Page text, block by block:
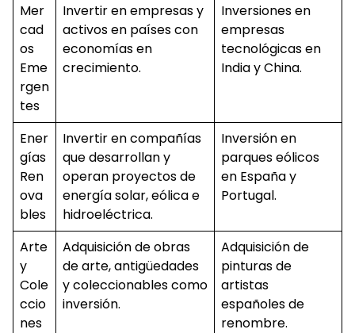
Mer
cad
os
Eme
rgen
tes
Invertir en empresas y
activos en países con
economías en
crecimiento.
Inversiones en
empresas
tecnológicas en
India y China.
Ener
gías
Ren
ova
bles
Invertir en compañías
que desarrollan y
operan proyectos de
energía solar, eólica e
hidroeléctrica.
Inversión en
parques eólicos
en España y
Portugal.
Arte
y
Cole
ccio
nes
Adquisición de obras
de arte, antigüedades
y coleccionables como
inversión.
Adquisición de
pinturas de
artistas
españoles de
renombre.